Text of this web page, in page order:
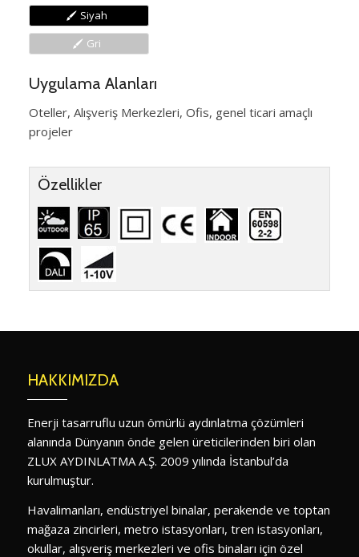
Siyah
Gri
Uygulama Alanları
Oteller, Alışveriş Merkezleri, Ofis, genel ticari amaçlı
projeler
Özellikler
HAKKIMIZDA
Enerji tasarruflu uzun ömürlü aydınlatma çözümleri
alanında Dünyanın önde gelen üreticilerinden biri olan
ZLUX AYDINLATMA A.Ş. 2009 yılında İstanbul’da
kurulmuştur.
Havalimanları, endüstriyel binalar, perakende ve toptan
mağaza zincirleri, metro istasyonları, tren istasyonları,
okullar, alışveriş merkezleri ve ofis binaları için özel